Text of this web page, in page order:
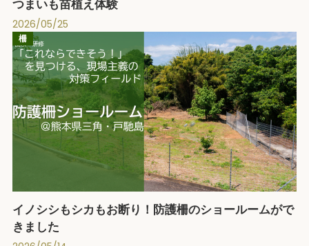
つまいも苗植え体験
2026/05/25
柵
イノシシもシカもお断り！防護柵のショールームがで
きました